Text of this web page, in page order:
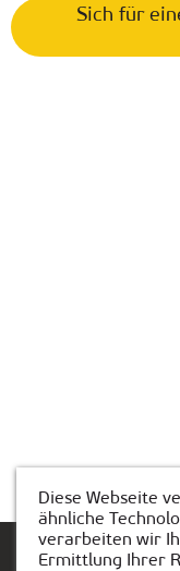
Sich für
Diese Webseite
ähnliche
verarbeiten wir
Ermittlung Ihrer